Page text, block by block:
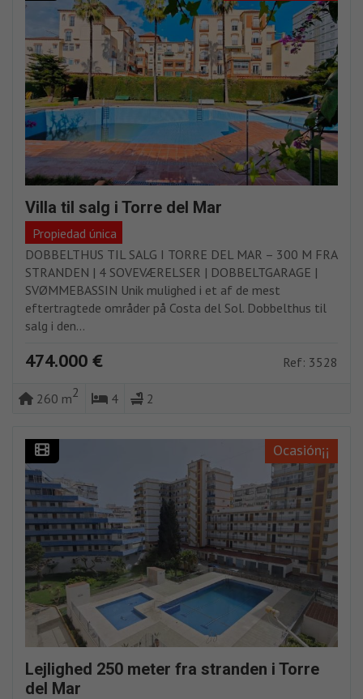
Villa til salg i Torre del Mar
Propiedad única
DOBBELTHUS TIL SALG I TORRE DEL MAR – 300 M FRA
STRANDEN | 4 SOVEVÆRELSER | DOBBELTGARAGE |
SVØMMEBASSIN Unik mulighed i et af de mest
eftertragtede områder på Costa del Sol. Dobbelthus til
salg i den...
474.000 € Ref: 3528
260 m2 4 2
Ocasión¡¡
Lejlighed 250 meter fra stranden i Torre
del Mar